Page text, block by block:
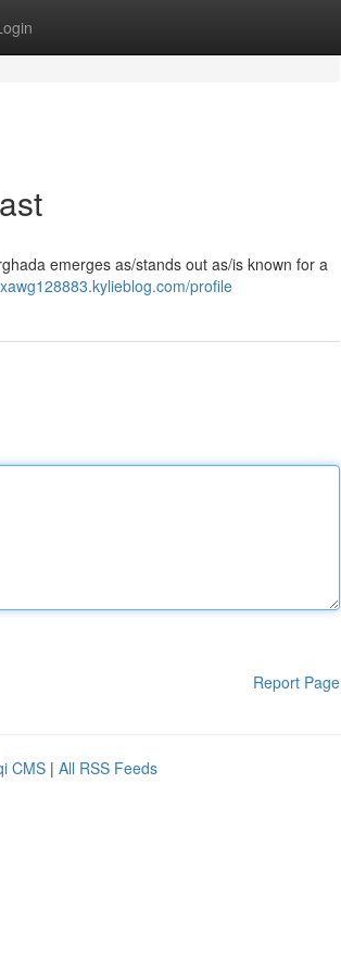
emerges as/stands out as/is known for a
profile
Report Page
CMS | All RSS Feeds